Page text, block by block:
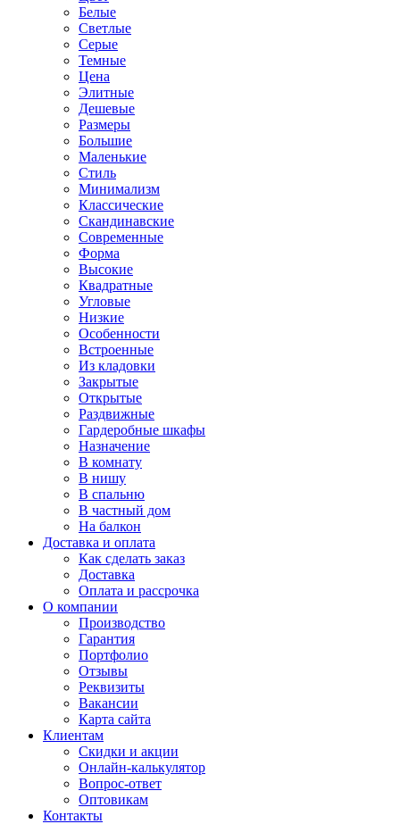
Белые
Светлые
Серые
Темные
Цена
Элитные
Дешевые
Размеры
Большие
Маленькие
Стиль
Минимализм
Классические
Скандинавские
Современные
Форма
Высокие
Квадратные
Угловые
Низкие
Особенности
Встроенные
Из кладовки
Закрытые
Открытые
Раздвижные
Гардеробные шкафы
Назначение
В комнату
В нишу
В спальню
В частный дом
На балкон
Доставка и оплата
Как сделать заказ
Доставка
Оплата и рассрочка
О компании
Производство
Гарантия
Портфолио
Отзывы
Реквизиты
Вакансии
Карта сайта
Клиентам
Скидки и акции
Онлайн-калькулятор
Вопрос-ответ
Оптовикам
Контакты